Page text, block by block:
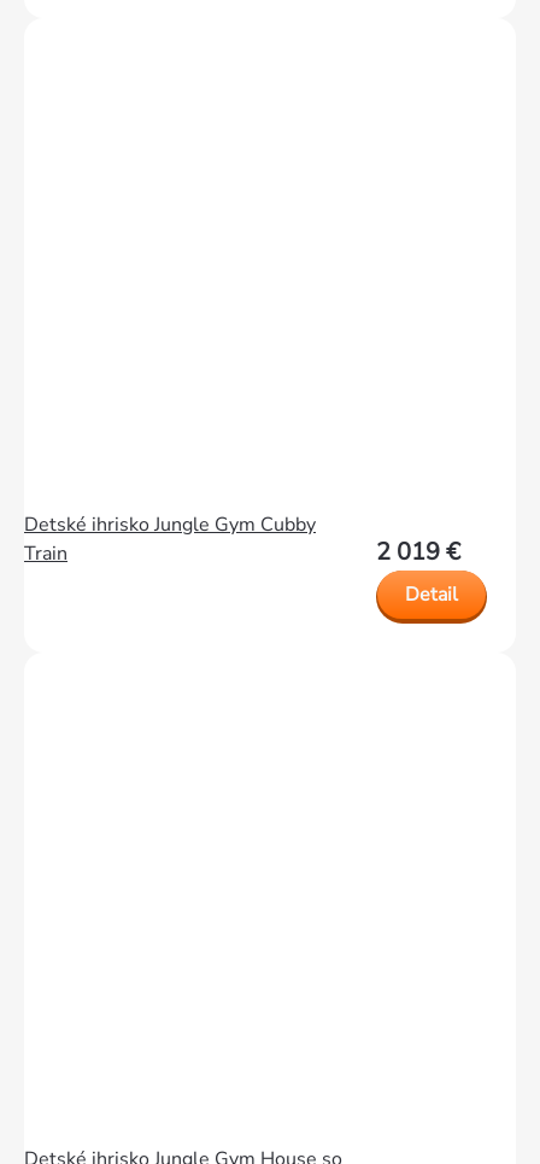
Detské ihrisko Jungle Gym Cubby
Train
2 019 €
Detail